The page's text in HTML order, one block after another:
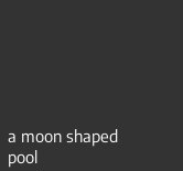
a moon shaped
pool